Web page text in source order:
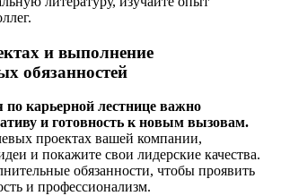
и выполнение
обязанностей
карьерной лестнице важно
и готовность к новым вызовам.
проектах вашей компании,
и покажите свои лидерские качества.
обязанности, чтобы проявить
и профессионализм.